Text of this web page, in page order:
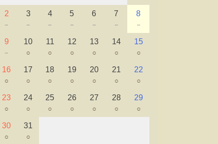
2
－
3
－
4
－
5
－
6
－
7
－
8
－
9
－
10
○
11
○
12
○
13
○
14
○
15
○
16
○
17
○
18
○
19
○
20
○
21
○
22
○
23
○
24
○
25
○
26
○
27
○
28
○
29
○
30
○
31
○